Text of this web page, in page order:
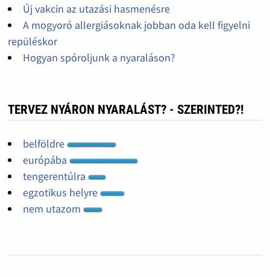
Új vakcin az utazási hasmenésre
A mogyoró allergiásoknak jobban oda kell figyelni
repüléskor
Hogyan spóroljunk a nyaraláson?
TERVEZ NYÁRON NYARALÁST? - SZERINTED?!
belföldre
európába
tengerentúlra
egzotikus helyre
nem utazom